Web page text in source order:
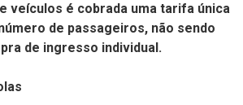
veículos é cobrada uma tarifa única
de passageiros, não sendo
de ingresso individual.